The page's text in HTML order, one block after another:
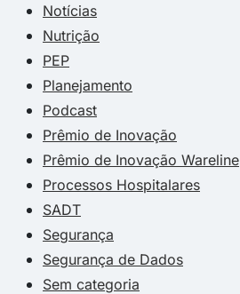
Notícias
Nutrição
PEP
Planejamento
Podcast
Prêmio de Inovação
Prêmio de Inovação Wareline
Processos Hospitalares
SADT
Segurança
Segurança de Dados
Sem categoria